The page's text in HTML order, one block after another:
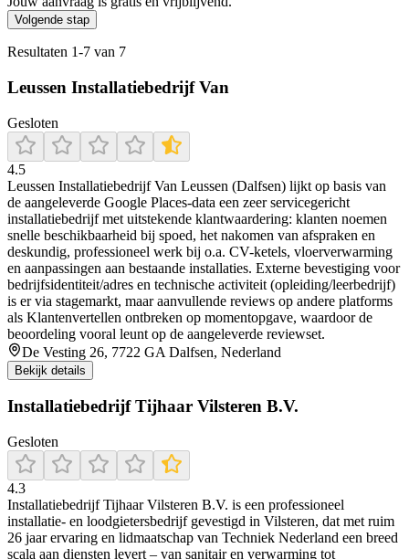
Volgende stap
Resultaten 1-7 van 7
Leussen Installatiebedrijf Van
Gesloten
4.5
Leussen Installatiebedrijf Van Leussen (Dalfsen) lijkt op basis van
de aangeleverde Google Places-data een zeer servicegericht
installatiebedrijf met uitstekende klantwaardering: klanten noemen
snelle beschikbaarheid bij spoed, het nakomen van afspraken en
deskundig, professioneel werk bij o.a. CV-ketels, vloerverwarming
en aanpassingen aan bestaande installaties. Externe bevestiging voor
bedrijfsidentiteit/adres en technische activiteit (opleiding/leerbedrijf)
is er via stagemarkt, maar aanvullende reviews op andere platforms
als Klantenvertellen ontbreken op momentopgave, waardoor de
beoordeling vooral leunt op de aangeleverde reviewset.
De Vesting 26, 7722 GA Dalfsen, Nederland
Bekijk details
Installatiebedrijf Tijhaar Vilsteren B.V.
Gesloten
4.3
Installatiebedrijf Tijhaar Vilsteren B.V. is een professioneel
installatie- en loodgietersbedrijf gevestigd in Vilsteren, dat met ruim
26 jaar ervaring en lidmaatschap van Techniek Nederland een breed
scala aan diensten levert – van sanitair en verwarming tot